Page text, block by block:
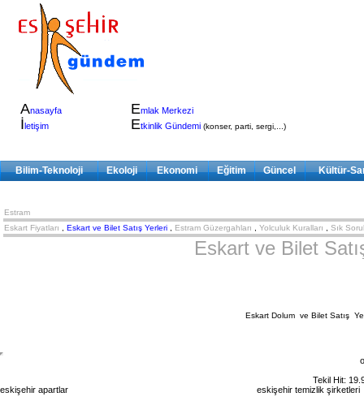
Anasayfa
İletişim
Emlak Merkezi
Etkinlik Gündemi (konser, parti, sergi,...)
Bilim-Teknoloji Ekoloji Ekonomi Eğitim Güncel Kültür-
Estram
Eskart Fiyatları
,Eskart ve Bilet Satış Yerleri Estram Güzergahları ,Yolculuk Kuralları ,Sık
Eskart ve Bilet
Eskart Dolum ve Bilet Satış
Tekil Hit:
eskişehir apartlar
eskişehir temizlik şirketleri